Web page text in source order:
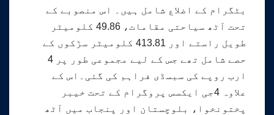
بٹگرام کے اضلاع شامل ہیں۔ اس منصوبے کے
تحت آٹھ سیاحتی مقامات، 49.86 کلومیٹر
طویل راستے اور 413.81 کلومیٹر سڑکوں کے
حصے شامل تھے جس کے لیے مجموعی طور پر 4
ارب روپے کی سبسڈی فراہم کی گئی۔اس کے
علاوہ 4جی ایکسس پروگرام کے تحت خیبر
پختونخوا، بلوچستان اور پنجاب میں آٹھ